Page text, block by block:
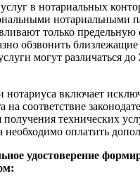
в нотариальных
нотариальными
только предельную
обзвонить
могут различаться до
нотариуса включает
на соответствие
получения технических
необходимо оплатить
удостоверение